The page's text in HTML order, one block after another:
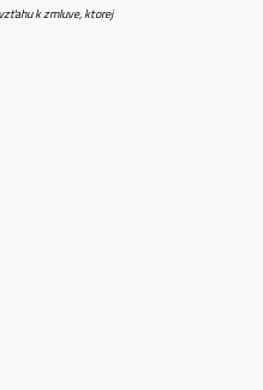
k zmluve, ktorej